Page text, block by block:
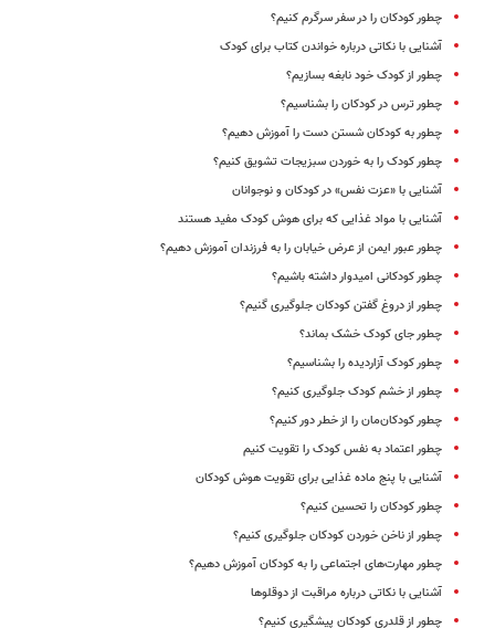
چطور کودکان را در سفر سرگرم کنیم؟
آشنایی با نکاتی درباره خواندن کتاب برای کودک
چطور از کودک خود نابغه بسازیم؟
چطور ترس در کودکان را بشناسیم؟
چطور به کودکان شستن دست را آموزش دهیم؟
چطور کودک را به خوردن سبزیجات تشویق کنیم؟
آشنایی با «عزت نفس» در کودکان و نوجوانان
آشنایی با مواد غذایی که برای هوش کودک مفید هستند
چطور عبور ایمن از عرض خیابان را به فرزندان آموزش دهیم؟
چطور کودکانی امیدوار داشته باشیم؟
چطور از دروغ گفتن کودکان جلوگیری گنیم؟
چطور جای کودک خشک بماند؟
چطور کودک ‌آزاردیده را بشناسیم؟
چطور از خشم کودک جلوگیری کنیم؟
چطور کودکان‌مان را از خطر دور کنیم؟
چطور اعتماد به نفس کودک را تقویت کنیم
آشنایی با پنج ماده غذایی برای تقویت هوش کودکان
چطور کودکان را تحسین کنیم؟
چطور از ناخن خوردن کودکان جلوگیری کنیم؟
چطور مهارت‌های اجتماعی را به کودکان آموزش دهیم؟
آشنایی با نکاتی درباره مراقبت از دوقلوها
چطور از قلدری کودکان پیشگیری کنیم؟